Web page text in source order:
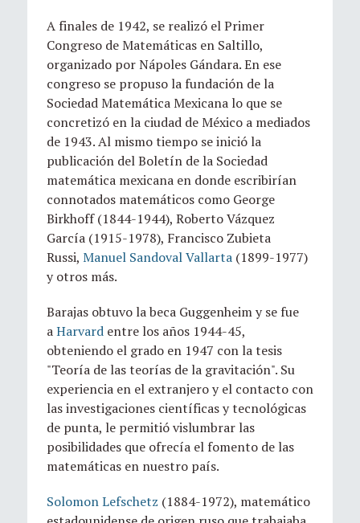
A finales de 1942, se realizó el Primer
Congreso de Matemáticas en Saltillo,
organizado por Nápoles Gándara. En ese
congreso se propuso la fundación de la
Sociedad Matemática Mexicana lo que se
concretizó en la ciudad de México a mediados
de 1943. Al mismo tiempo se inició la
publicación del Boletín de la Sociedad
matemática mexicana en donde escribirían
connotados matemáticos como George
Birkhoff (1844-1944), Roberto Vázquez
García (1915-1978), Francisco Zubieta
Russi, Manuel Sandoval Vallarta (1899-1977)
y otros más.
Barajas obtuvo la beca Guggenheim y se fue
aHarvard entre los años 1944-45,
obteniendo el grado en 1947 con la tesis
"Teoría de las teorías de la gravitación". Su
experiencia en el extranjero y el contacto con
las investigaciones científicas y tecnológicas
de punta, le permitió vislumbrar las
posibilidades que ofrecía el fomento de las
matemáticas en nuestro país.
Solomon Lefschetz (1884-1972), matemático